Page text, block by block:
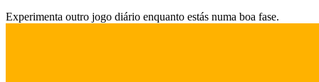
Experimenta outro jogo diário enquanto estás numa boa fase.